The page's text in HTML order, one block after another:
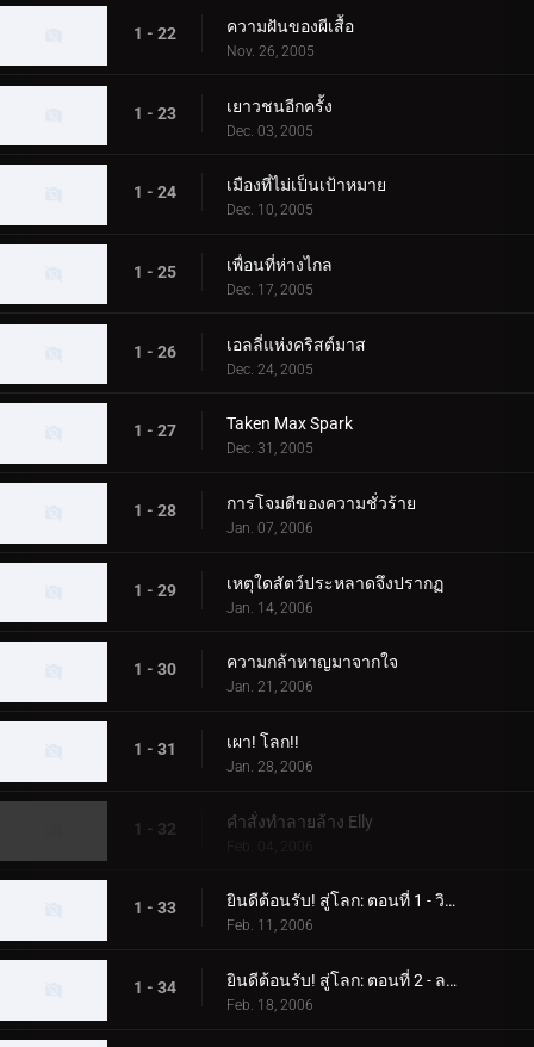
1 - 22 ความฝันของผีเสื้อ
Nov. 26, 2005
1 - 23 เยาวชนอีกครั้ง
Dec. 03, 2005
1 - 24 เมืองที่ไม่เป็นเป้าหมาย
Dec. 10, 2005
1 - 25 เพื่อนที่ห่างไกล
Dec. 17, 2005
1 - 26 เอลลี่แห่งคริสต์มาส
Dec. 24, 2005
1 - 27 Taken Max Spark
Dec. 31, 2005
1 - 28 การโจมตีของความชั่วร้าย
Jan. 07, 2006
1 - 29 เหตุใดสัตว์ประหลาดจึงปรากฏ
Jan. 14, 2006
1 - 30 ความกล้าหาญมาจากใจ
Jan. 21, 2006
1 - 31 เผา! โลก!!
Jan. 28, 2006
1 - 32 คำสั่งทำลายล้าง Elly
Feb. 04, 2006
1 - 33 ยินดีต้อนรับ! สู่โลก: ตอนที่ 1 - วิทยาศาสตร์แห่งดาวเคราะห์บาลตัน
Feb. 11, 2006
1 - 34 ยินดีต้อนรับ! สู่โลก: ตอนที่ 2 - ลาก่อน! เอเลี่ยนบาลตัน
Feb. 18, 2006